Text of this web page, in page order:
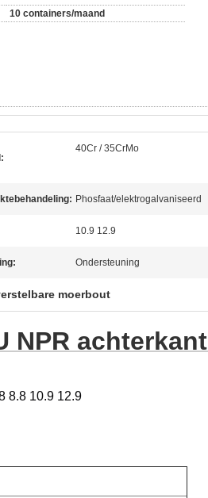
10 containers/maand
40Cr / 35CrMo
Phosfaat/elektrogalvaniseerd
10.9 12.9
Ondersteuning
moerbout
NPR achterkant
8.8 10.9 12.9